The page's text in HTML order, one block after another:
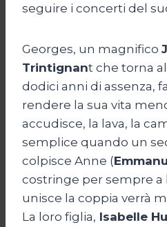
seguire i concerti del
Georges, un magnifico
Trintignant che torna
dodici anni di assenza,
rendere la sua vita
accudisce, la lava, la
semplice quando un
colpisce Anne (
costringe per sempre a
unisce la coppia verrà
La loro figlia, Isabelle